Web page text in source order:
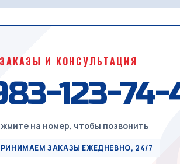
ЗАКАЗЫ И КОНСУЛЬТАЦИЯ
123-74-
на номер, чтобы позвонить
ЗАКАЗЫ ЕЖЕДНЕВНО, 24/7